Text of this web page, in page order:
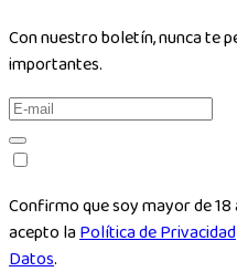
Con nuestro boletín, nunca te
importantes.
Confirmo que soy mayor de
acepto laPolítica de Privacidad
Datos.